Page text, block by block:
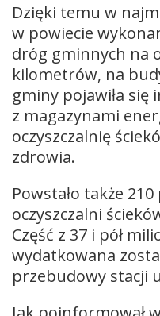
Dzięki temu w
w powiecie
dróg gminnych na
kilometrów, na
gminy pojawiła
z magazynami
oczyszczalnię
zdrowia.
Powstało także
oczyszczalni
Część z 37 i pół
wydatkowana
przebudowy stacji